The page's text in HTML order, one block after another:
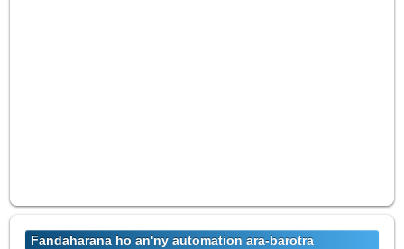
Fandaharana ho an'ny automation ara-barotra